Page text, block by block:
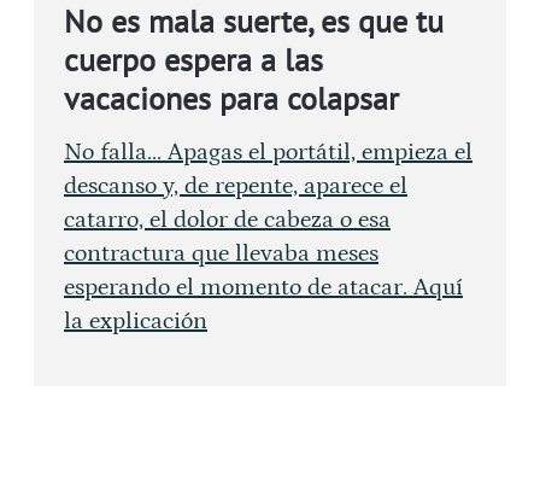
No es mala suerte, es que tu
cuerpo espera a las
vacaciones para colapsar
No falla... Apagas el portátil, empieza el
descanso y, de repente, aparece el
catarro, el dolor de cabeza o esa
contractura que llevaba meses
esperando el momento de atacar. Aquí
la explicación